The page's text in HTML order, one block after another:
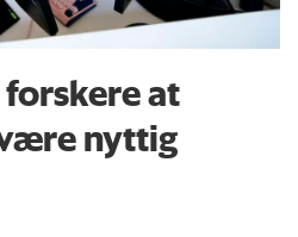
at
nyttig